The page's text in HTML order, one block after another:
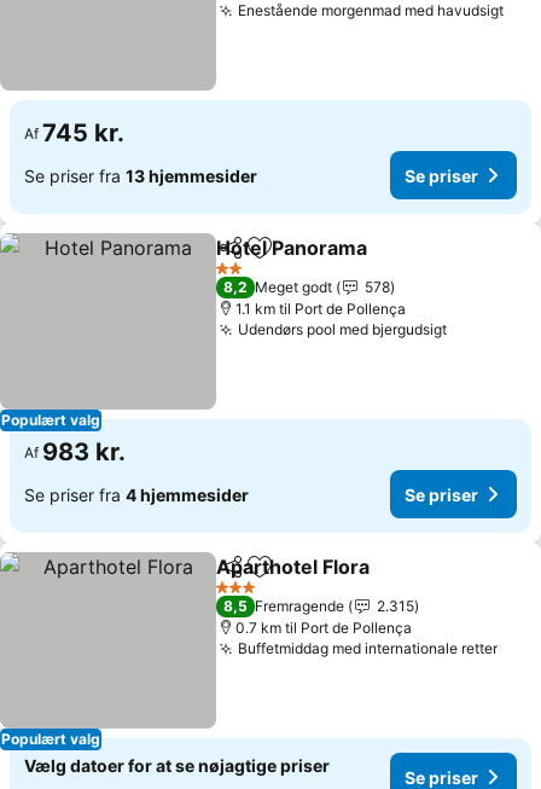
Enestående morgenmad med havudsigtSe
Af 745 kr.
Se priser fra 13 hjemmesider Se priser
Populært valg
Del Føj til favoritter
Hotel Panorama
2 Stjerner
8,2 Meget godt
578
1.1 km til Port de Pollença
Udendørs pool med bjergudsigtSe priser
Af 983 kr.
Se priser fra 4 hjemmesider Se priser
Populært valg
Del Føj til favoritter
Aparthotel Flora
3 Stjerner
8,5 Fremragende
2.315
0.7 km til Port de Pollença
Buffetmiddag med internationale retterSe
Vælg datoer for at se nøjagtige priser
Se priser